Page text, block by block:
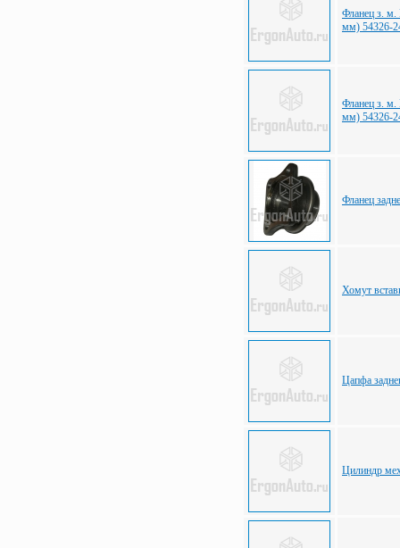
Фланец з.
мм) 54326-
Фланец з.
мм) 54326-
Фланец
Хомут
Цапфа
Цилиндр